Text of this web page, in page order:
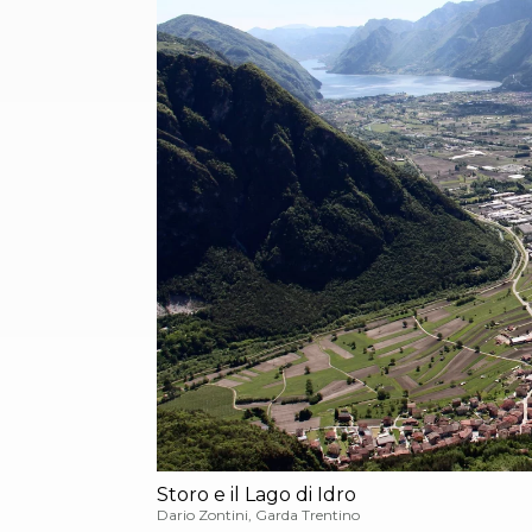
Storo e il Lago di Idro
Dario Zontini, Garda Trentino